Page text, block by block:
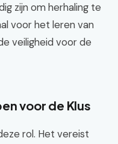
zijn om herhaling te
voor het leren van
veiligheid voor de
voor de Klus
rol. Het vereist